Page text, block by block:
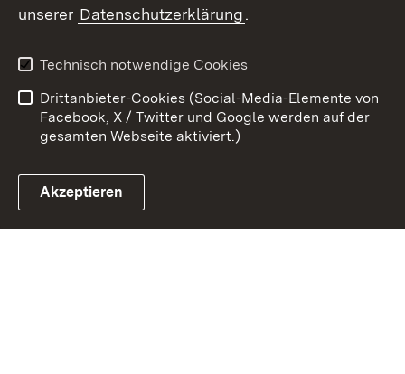
Link zum Landesportal
Datenschutz
Barrierefreiheit
Impressum
Cookies
unserer Datenschutzerklärung.
Technisch notwendige Cookies
Drittanbieter-Cookies (Social-Media-Elemente von
Facebook, X / Twitter und Google werden auf der
gesamten Webseite aktiviert.)
Akzeptieren